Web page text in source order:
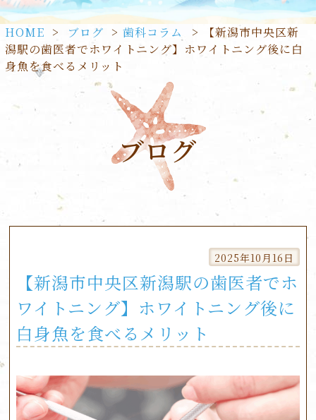
HOME > ブログ > 歯科コラム >
【新潟市中央区新
潟駅の歯医者でホワイトニング】ホワイトニング後に白
身魚を食べるメリット
ブログ
2025年10月16日
【新潟市中央区新潟駅の歯医者でホ
ワイトニング】ホワイトニング後に
白身魚を食べるメリット